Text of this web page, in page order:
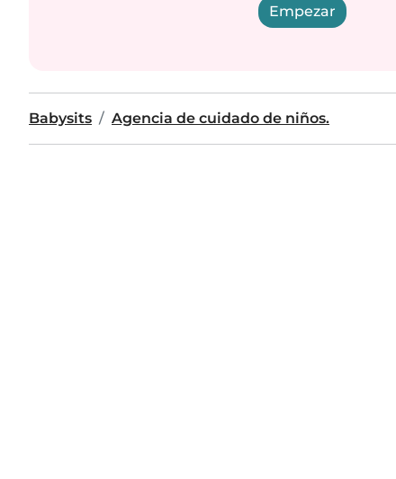
Empezar
Babysits Agencia de cuidado de niños.